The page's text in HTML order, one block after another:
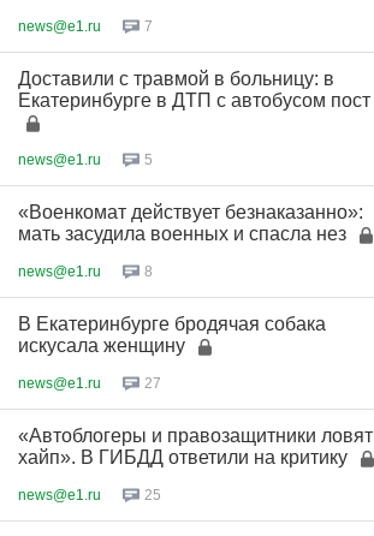
news@e1.ru 7
Доставили с травмой в больницу: в
Екатеринбурге в ДТП с автобусом пост
news@e1.ru 5
«Военкомат действует безнаказанно»:
мать засудила военных и спасла нез
news@e1.ru 8
В Екатеринбурге бродячая собака
искусала женщину
news@e1.ru 27
«Автоблогеры и правозащитники ловят
хайп». В ГИБДД ответили на критику
news@e1.ru 25